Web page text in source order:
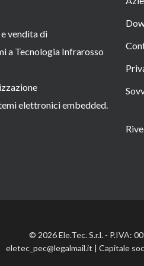
vendita di
a Tecnologia Infrarosso
elettronici embedded.
© 2026 Ele.Tec. S.r.l. - P.IVA:
eletec_pec@legalmail.it | Capitale